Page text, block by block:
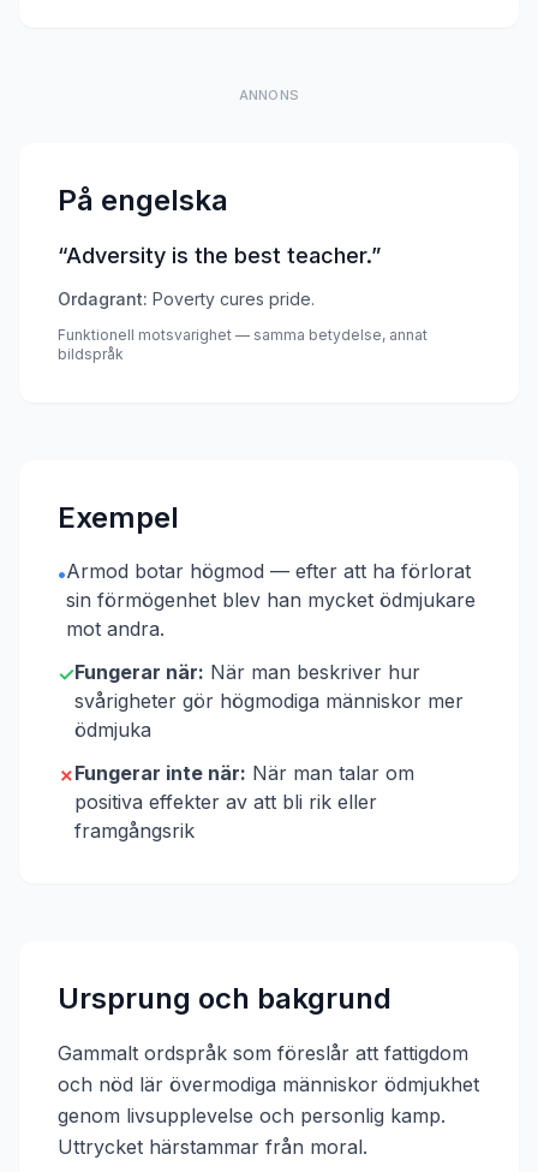
ANNONS
På engelska
“Adversity is the best teacher.”
Ordagrant: Poverty cures pride.
Funktionell motsvarighet — samma betydelse, annat
bildspråk
Exempel
•Armod botar högmod — efter att ha förlorat
sin förmögenhet blev han mycket ödmjukare
mot andra.
✓Fungerar när: När man beskriver hur
svårigheter gör högmodiga människor mer
ödmjuka
✗Fungerar inte när: När man talar om
positiva effekter av att bli rik eller
framgångsrik
Ursprung och bakgrund
Gammalt ordspråk som föreslår att fattigdom
och nöd lär övermodiga människor ödmjukhet
genom livsupplevelse och personlig kamp.
Uttrycket härstammar från moral.